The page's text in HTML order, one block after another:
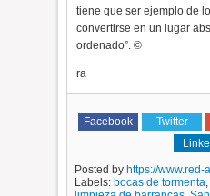
tiene que ser ejemplo de
convertirse en un lugar
ordenado”. ©
ra
Facebook Twitter
Posted by https://www.red-
Labels: bocas de tormenta,